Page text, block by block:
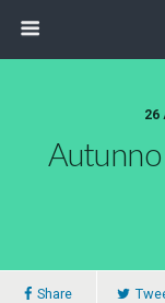
26
Share